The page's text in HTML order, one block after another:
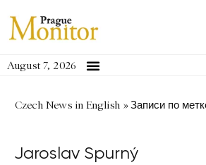
August 7, 2026
Czech News in English »Записи по
Jaroslav Spurný